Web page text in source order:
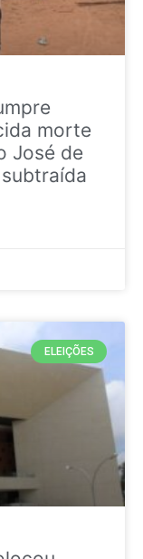
morte
José de
ELEIÇÕES